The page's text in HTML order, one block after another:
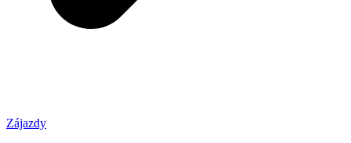
Zájazdy